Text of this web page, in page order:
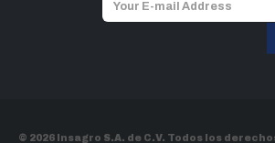
© 2026 Insagro S.A. de C.V. Todos los